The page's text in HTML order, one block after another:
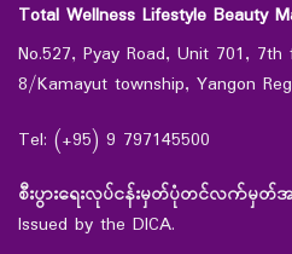
Total Wellness Lifestyle Beauty
No.527, Pyay Road, Unit 701,
8/Kamayut township, Yangon
Tel: (+95) 9 797145500
စီးပွားရေးလုပ်ငန်းမှတ်ပုံတင်လက်မှတ်
Issued by the DICA.